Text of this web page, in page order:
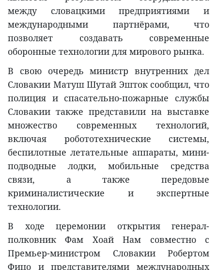
между словацкими предприятиями и
международными партнёрами, что
позволяет создавать современные
оборонные технологии для мирового рынка.
В свою очередь министр внутренних дел
Словакии Матуш Шутай Эшток сообщил, что
полиция и спасательно-пожарные службы
Словакии также представили на выставке
множество современных технологий,
включая робототехнические системы,
беспилотные летательные аппараты, мини-
подводные лодки, мобильные средства
связи, а также передовые
криминалистические и экспертные
технологии.
В ходе церемонии открытия генерал-
полковник Фам Хоай Нам совместно с
Премьер-министром Словакии Робертом
Фицо и представителями международных